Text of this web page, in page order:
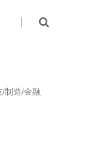
/制造/金融